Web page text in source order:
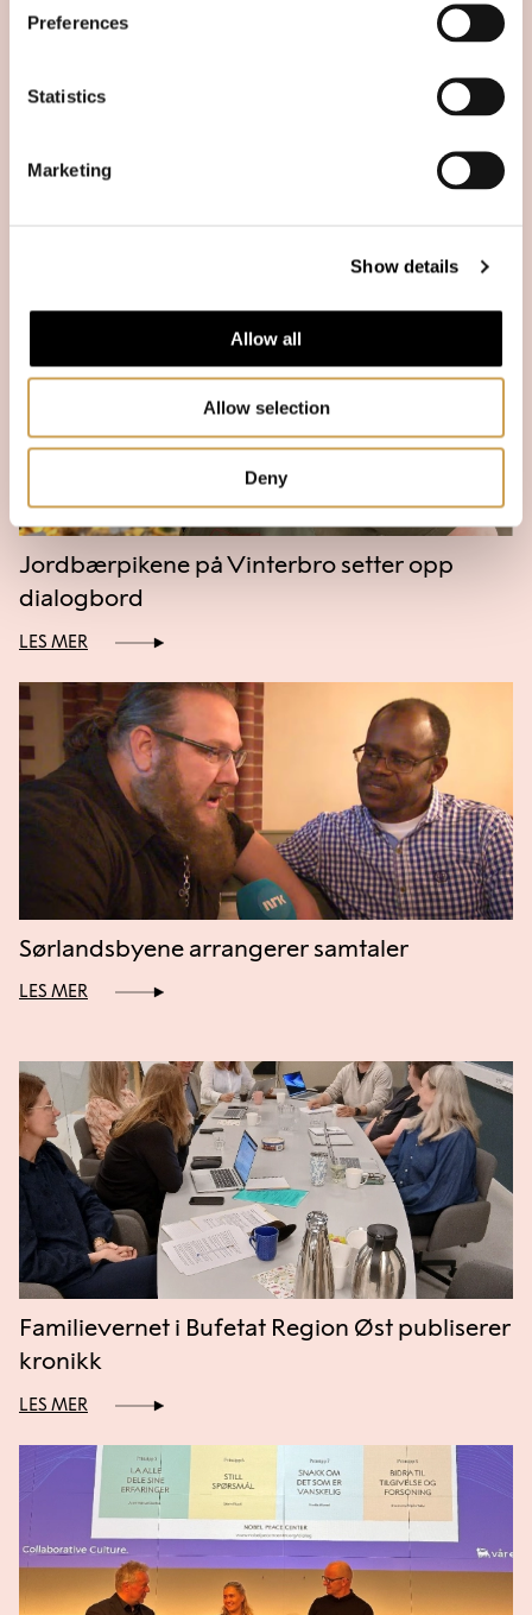
Preferences
Statistics
Marketing
Show details
Allow all
Allow selection
Deny
Røde Kors Gate Megling arrangerer
Jordbærpikene på Vinterbro setter opp
dialogbord
LES MER
Sørlandsbyene arrangerer samtaler
LES MER
Familievernet i Bufetat Region Øst publiserer
kronikk
LES MER